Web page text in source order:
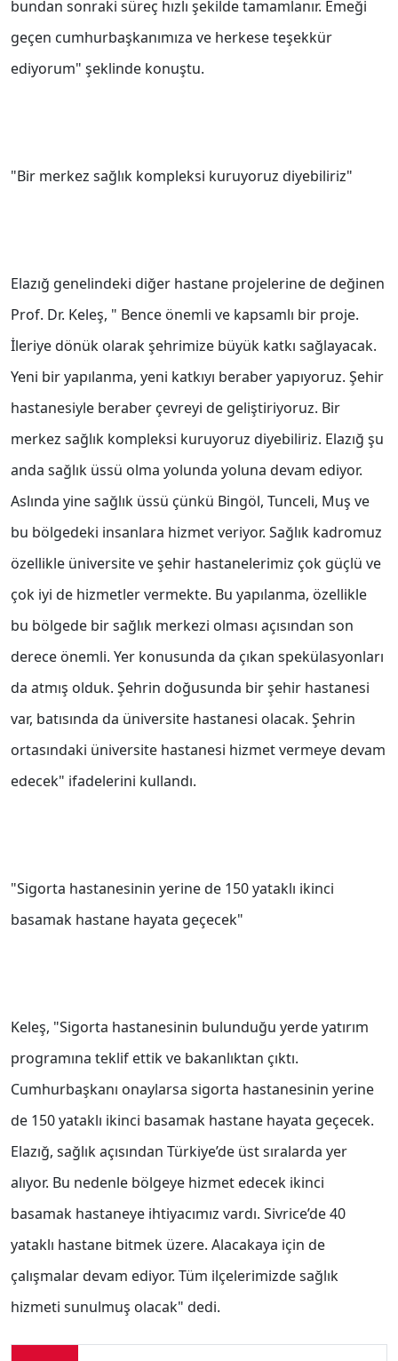
bundan sonraki süreç hızlı şekilde tamamlanır. Emeği
geçen cumhurbaşkanımıza ve herkese teşekkür
ediyorum" şeklinde konuştu.
"Bir merkez sağlık kompleksi kuruyoruz diyebiliriz"
Elazığ genelindeki diğer hastane projelerine de değinen
Prof. Dr. Keleş, " Bence önemli ve kapsamlı bir proje.
İleriye dönük olarak şehrimize büyük katkı sağlayacak.
Yeni bir yapılanma, yeni katkıyı beraber yapıyoruz. Şehir
hastanesiyle beraber çevreyi de geliştiriyoruz. Bir
merkez sağlık kompleksi kuruyoruz diyebiliriz. Elazığ şu
anda sağlık üssü olma yolunda yoluna devam ediyor.
Aslında yine sağlık üssü çünkü Bingöl, Tunceli, Muş ve
bu bölgedeki insanlara hizmet veriyor. Sağlık kadromuz
özellikle üniversite ve şehir hastanelerimiz çok güçlü ve
çok iyi de hizmetler vermekte. Bu yapılanma, özellikle
bu bölgede bir sağlık merkezi olması açısından son
derece önemli. Yer konusunda da çıkan spekülasyonları
da atmış olduk. Şehrin doğusunda bir şehir hastanesi
var, batısında da üniversite hastanesi olacak. Şehrin
ortasındaki üniversite hastanesi hizmet vermeye devam
edecek" ifadelerini kullandı.
"Sigorta hastanesinin yerine de 150 yataklı ikinci
basamak hastane hayata geçecek"
Keleş, "Sigorta hastanesinin bulunduğu yerde yatırım
programına teklif ettik ve bakanlıktan çıktı.
Cumhurbaşkanı onaylarsa sigorta hastanesinin yerine
de 150 yataklı ikinci basamak hastane hayata geçecek.
Elazığ, sağlık açısından Türkiye’de üst sıralarda yer
alıyor. Bu nedenle bölgeye hizmet edecek ikinci
basamak hastaneye ihtiyacımız vardı. Sivrice’de 40
yataklı hastane bitmek üzere. Alacakaya için de
çalışmalar devam ediyor. Tüm ilçelerimizde sağlık
hizmeti sunulmuş olacak" dedi.